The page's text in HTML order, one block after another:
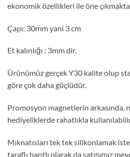
ekonomik özellikleri ile öne
Çapı: 30mm yani 3 cm
Et kalınlığı : 3mm dir.
Ürünümüz gerçek Y30 kalite olup
göre çok daha güçlüdür.
Promosyon magnetlerin arkasında,
hediyeliklerde rahatlıkla
Mıknatısları tek tek silikonlamak
taraflı bantlı olarak da satışımız